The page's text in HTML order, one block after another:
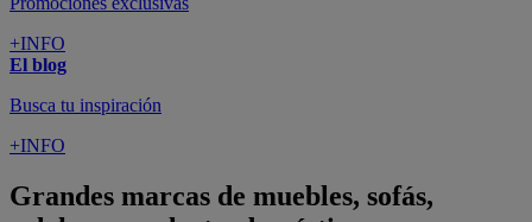
+INFO
El blog
Busca tu inspiración
+INFO
Grandes marcas de muebles, sofás,